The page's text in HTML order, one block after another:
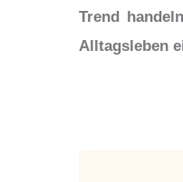
Trend
Alltagsleben